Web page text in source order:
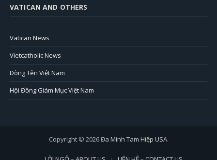
VATICAN AND OTHERS
Vatican News
Vietcatholic News
Dòng Tên Việt Nam
Hội Đồng Giám Mục Việt Nam
Copyright © 2026Đa Minh Tam Hiệp USA.